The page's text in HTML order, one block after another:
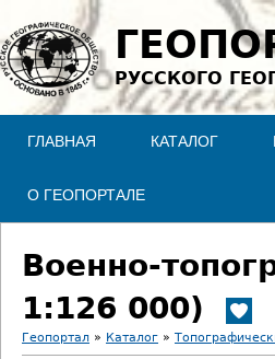
Jump to
РУССКОГО
ГЛАВНАЯ КАТАЛОГ
О ГЕОПОРТАЛЕ
Военно-
1:126 000)
Геопортал » Каталог »